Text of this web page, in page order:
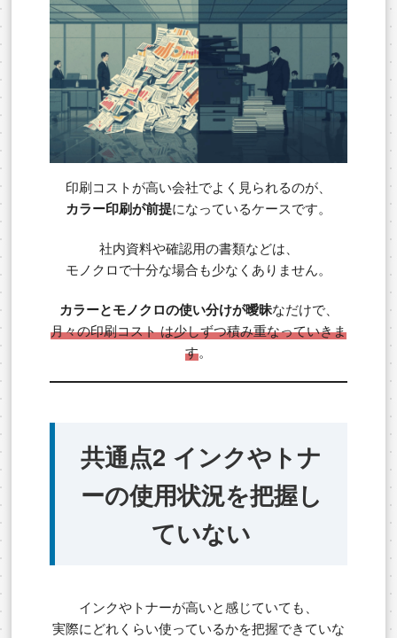
印刷コストが高い会社でよく見られるのが、
カラー印刷が前提になっているケースです。
社内資料や確認用の書類などは、
モノクロで十分な場合も少なくありません。
カラーとモノクロの使い分けが曖昧なだけで、
月々の印刷コスト は少しずつ積み重なっていきま
す。
共通点2 インクやトナ
ーの使用状況を把握し
ていない
インクやトナーが高いと感じていても、
実際にどれくらい使っているかを把握できていな